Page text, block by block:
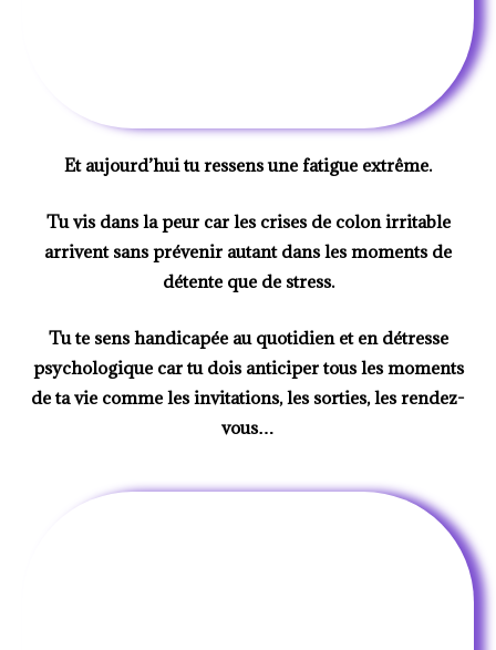
Et aujourd’hui tu ressens une fatigue extrême.
Tu vis dans la peur car les crises de colon irritable
arrivent sans prévenir autant dans les moments de
détente que de stress.
Tu te sens handicapée au quotidien et en détresse
psychologique car tu dois anticiper tous les moments
de ta vie comme les invitations, les sorties, les rendez-
vous…